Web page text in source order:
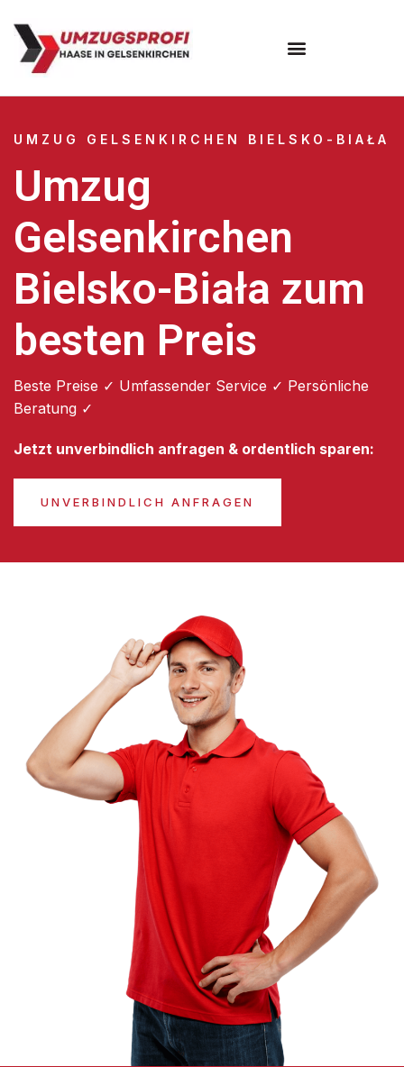
UMZUG GELSENKIRCHEN BIELSKO-BIAŁA
Umzug
Gelsenkirchen
Bielsko-Biała zum
besten Preis
Beste Preise ✓ Umfassender Service ✓ Persönliche
Beratung ✓
Jetzt unverbindlich anfragen & ordentlich sparen:
UNVERBINDLICH ANFRAGEN